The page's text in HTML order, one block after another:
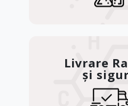
Livrare
și